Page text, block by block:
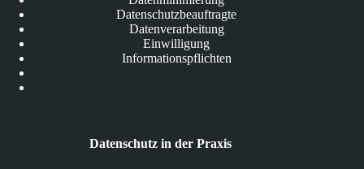
Datenschutzbeauftragte
Datenverarbeitung
Einwilligung
Informationspflichten
Datenschutz in der Praxis